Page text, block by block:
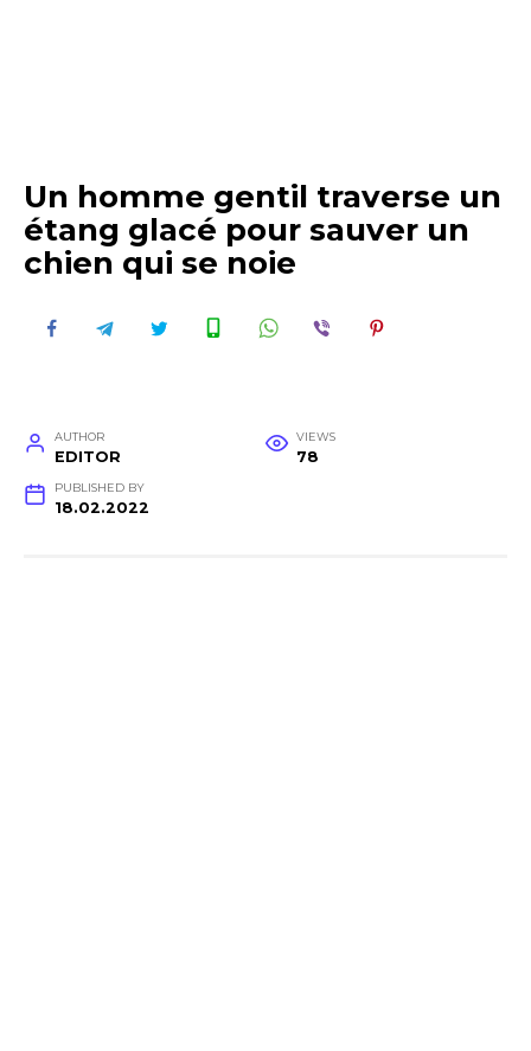
Un homme gentil traverse un
étang glacé pour sauver un
chien qui se noie
AUTHOR
EDITOR
VIEWS
78
PUBLISHED BY
18.02.2022